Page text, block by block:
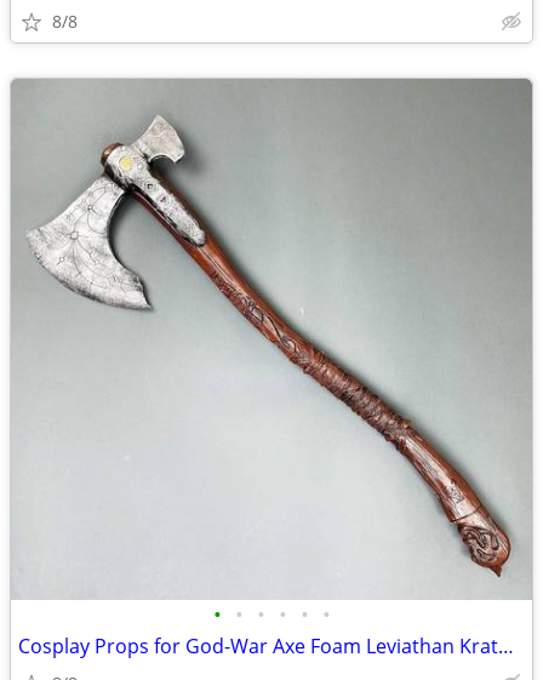
8/8
• • • • • •
Cosplay Props for God-War Axe Foam Leviathan Kratos Axe